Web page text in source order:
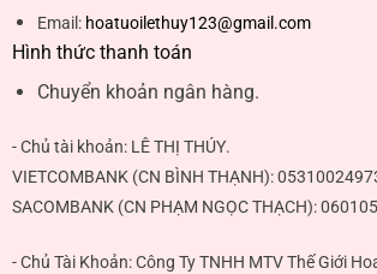
Email: hoatuoilethuy123@gmail.com
Hình thức thanh toán
Chuyển khoản ngân hàng.
- Chủ tài khoản: LÊ THỊ THÚY.
VIETCOMBANK (CN BÌNH THẠNH):
SACOMBANK (CN PHẠM NGỌC THẠCH):
- Chủ Tài Khoản: Công Ty TNHH MTV Thế Giới